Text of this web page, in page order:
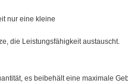
nur eine kleine
die Leistungsfähigkeit austauscht.
es beibehält eine maximale